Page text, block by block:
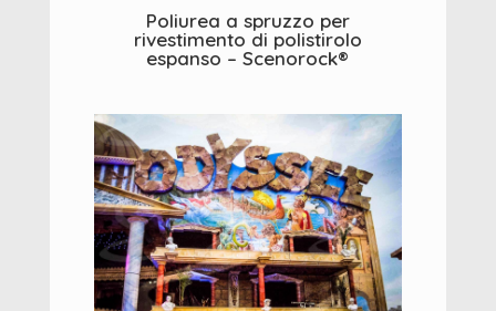
Poliurea a spruzzo per
rivestimento di polistirolo
espanso – Scenorock®